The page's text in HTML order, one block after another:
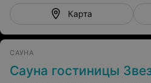
Карта
САУНА
Сауна гостиницы